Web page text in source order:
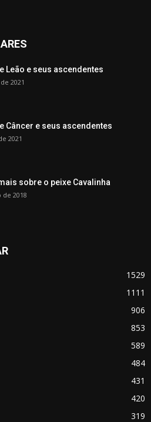
Leão e seus ascendentes
2021
Câncer e seus ascendentes
2021
sobre o peixe Cavalinha
2018
1529
1111
906
853
589
484
431
420
319